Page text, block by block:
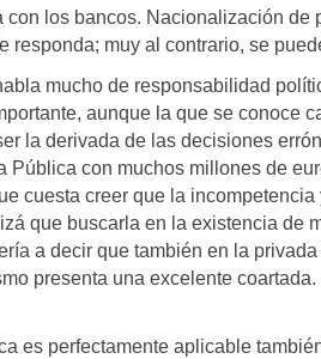
con los bancos. Nacionalización de
responda; muy al contrario, se
mucho de responsabilidad
aunque la que se conoce
la derivada de las decisiones
Pública con muchos millones de
cuesta creer que la
que buscarla en la existencia de
a decir que también en la
presenta una excelente
es perfectamente aplicable